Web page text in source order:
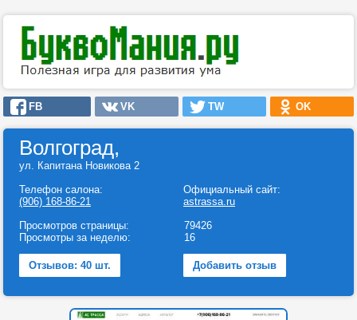
FB VK TW OK
Волгоград,
ул. Капитана Новикова 2
Телефон салона:
(906) 168-86-21
Официальный сайт:
astrassa.ru
Просмотров страницы:
Просмотры за неделю:
79426
16
Отзывов: 40 шт. Добавить отзыв